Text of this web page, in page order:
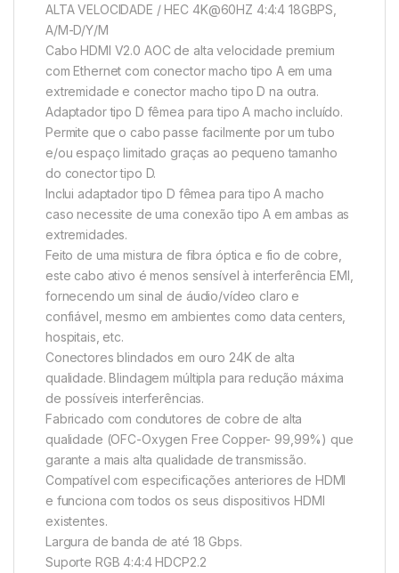
ALTA VELOCIDADE / HEC 4K@60HZ 4:4:4 18GBPS,
A/M-D/Y/M
Cabo HDMI V2.0 AOC de alta velocidade premium
com Ethernet com conector macho tipo A em uma
extremidade e conector macho tipo D na outra.
Adaptador tipo D fêmea para tipo A macho incluído.
Permite que o cabo passe facilmente por um tubo
e/ou espaço limitado graças ao pequeno tamanho
do conector tipo D.
Inclui adaptador tipo D fêmea para tipo A macho
caso necessite de uma conexão tipo A em ambas as
extremidades.
Feito de uma mistura de fibra óptica e fio de cobre,
este cabo ativo é menos sensível à interferência EMI,
fornecendo um sinal de áudio/vídeo claro e
confiável, mesmo em ambientes como data centers,
hospitais, etc.
Conectores blindados em ouro 24K de alta
qualidade. Blindagem múltipla para redução máxima
de possíveis interferências.
Fabricado com condutores de cobre de alta
qualidade (OFC-Oxygen Free Copper- 99,99%) que
garante a mais alta qualidade de transmissão.
Compatível com especificações anteriores de HDMI
e funciona com todos os seus dispositivos HDMI
existentes.
Largura de banda de até 18 Gbps.
Suporte RGB 4:4:4 HDCP2.2